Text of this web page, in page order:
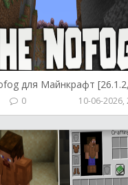
0 10-06-2026,